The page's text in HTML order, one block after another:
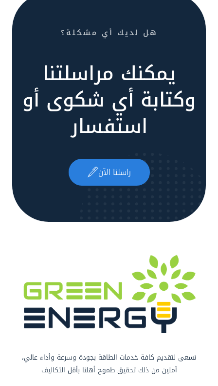
هل لديك أي مشكلة؟
يمكنك مراسلتنا
وكتابة أي شكوى أو
استفسار
راسلنا الآن
نسعى لتقديم كافة خدمات الطاقة بجودة وسرعة وأداء عالي،
آملين من ذلك تحقيق طموح أهلنا بأقل التكاليف